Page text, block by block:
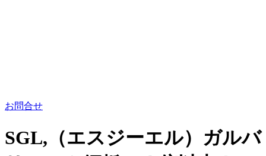
お問合せ
SGL,（エスジーエル）ガルバ